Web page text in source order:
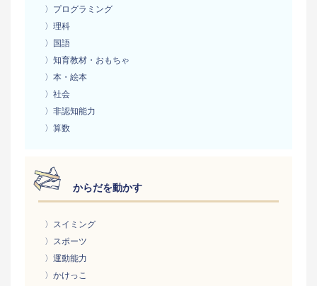
〉プログラミング
〉理科
〉国語
〉知育教材・おもちゃ
〉本・絵本
〉社会
〉非認知能力
〉算数
からだを動かす
〉スイミング
〉スポーツ
〉運動能力
〉かけっこ